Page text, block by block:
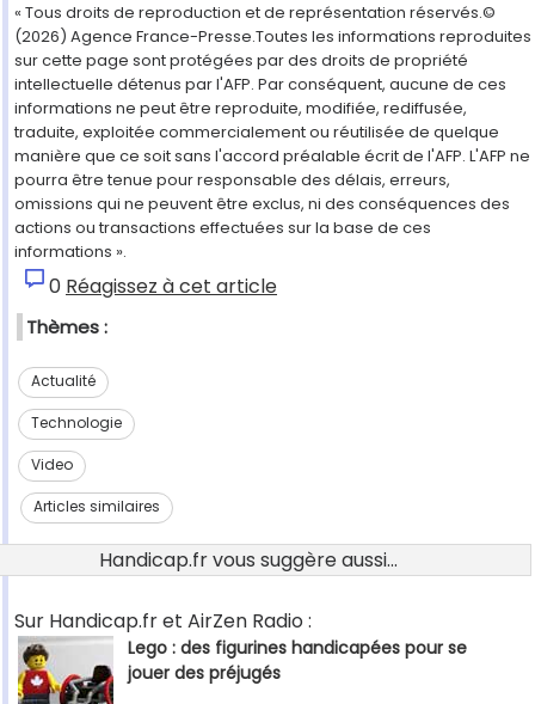
« Tous droits de reproduction et de représentation réservés.©
(2026) Agence France-Presse.Toutes les informations reproduites
sur cette page sont protégées par des droits de propriété
intellectuelle détenus par l'AFP. Par conséquent, aucune de ces
informations ne peut être reproduite, modifiée, rediffusée,
traduite, exploitée commercialement ou réutilisée de quelque
manière que ce soit sans l'accord préalable écrit de l'AFP. L'AFP ne
pourra être tenue pour responsable des délais, erreurs,
omissions qui ne peuvent être exclus, ni des conséquences des
actions ou transactions effectuées sur la base de ces
informations ».
0 Réagissez à cet article
Thèmes :
Actualité
Technologie
Video
Articles similaires
Handicap.fr vous suggère aussi...
Sur Handicap.fr et AirZen Radio :
Lego : des figurines handicapées pour se
jouer des préjugés